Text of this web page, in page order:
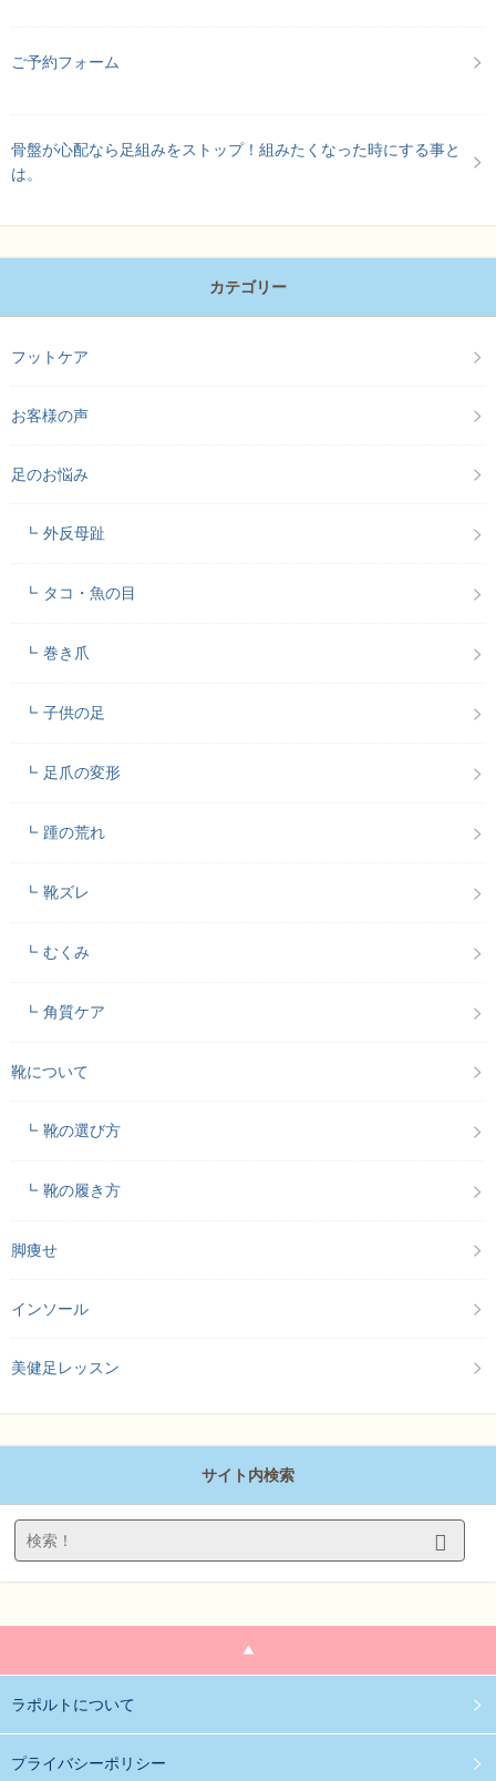
ご予約フォーム
骨盤が心配なら足組みをストップ！組みたくなった時にする事と
は。
カテゴリー
フットケア
お客様の声
足のお悩み
外反母趾
タコ・魚の目
巻き爪
子供の足
足爪の変形
踵の荒れ
靴ズレ
むくみ
角質ケア
靴について
靴の選び方
靴の履き方
脚痩せ
インソール
美健足レッスン
サイト内検索
ラポルトについて
プライバシーポリシー